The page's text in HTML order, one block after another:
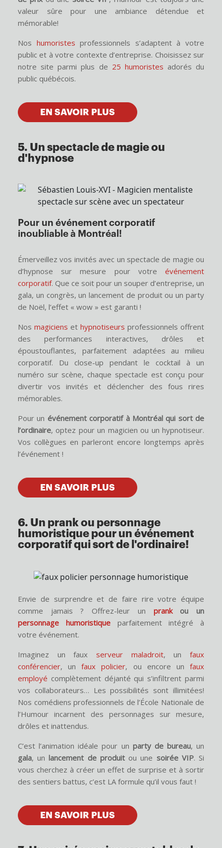
valeur sûre pour une ambiance détendue et
mémorable!
Nos humoristes professionnels s’adaptent à votre
public et à votre contexte d’entreprise. Choisissez sur
notre site parmi plus de 25 humoristes adorés du
public québécois.
EN SAVOIR PLUS
5. Un spectacle de magie ou
d'hypnose
Pour un événement corporatif
inoubliable à Montréal!
Émerveillez vos invités avec un spectacle de magie ou
d’hypnose sur mesure pour votre événement
corporatif. Que ce soit pour un souper d’entreprise, un
gala, un congrès, un lancement de produit ou un party
de Noël, l’effet « wow » est garanti !
Nos magiciens et hypnotiseurs professionnels offrent
des performances interactives, drôles et
époustouflantes, parfaitement adaptées au milieu
corporatif. Du close-up pendant le cocktail à un
numéro sur scène, chaque spectacle est conçu pour
divertir vos invités et déclencher des fous rires
mémorables.
Pour un événement corporatif à Montréal qui sort de
l’ordinaire, optez pour un magicien ou un hypnotiseur.
Vos collègues en parleront encore longtemps après
l’événement !
EN SAVOIR PLUS
6. Un prank ou personnage
humoristique pour un événement
corporatif qui sort de l'ordinaire!
Envie de surprendre et de faire rire votre équipe
comme jamais ? Offrez-leur un prankou un
personnage humoristique
parfaitement intégré à
votre événement.
Imaginez un faux serveur maladroit, unfaux
conférencier, unfaux policier, ou encore unfaux
employé complètement déjanté qui s’infiltrent parmi
vos collaborateurs… Les possibilités sont illimitées!
Nos comédiens professionnels de l’École Nationale de
l’Humour incarnent des personnages sur mesure,
drôles et inattendus.
C’est l’animation idéale pour un party de bureau, un
gala, unlancement de produitou une soirée VIP. Si
vous cherchez à créer un effet de surprise et à sortir
des sentiers battus, c’est LA formule qu’il vous faut !
EN SAVOIR PLUS